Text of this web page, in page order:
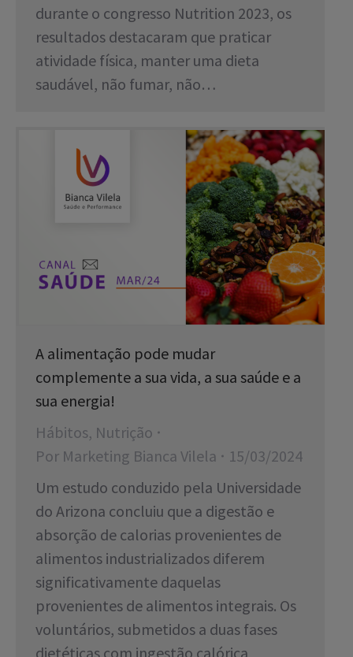
durante o congresso Nutrition 2023, os
resultados destacaram que praticar
atividade física, manter uma dieta
saudável, não fumar, não…
A alimentação pode mudar
complemente a sua vida, a sua saúde e a
sua energia!
Hábitos, Nutrição
Por Marketing Bianca Vilela
15/03/2024
Um estudo conduzido pela Universidade
do Arizona concluiu que a digestão e
absorção de calorias provenientes de
alimentos industrializados diferem
significativamente daquelas
provenientes de alimentos integrais. Os
voluntários, submetidos a duas fases
dietéticas com ingestão calórica